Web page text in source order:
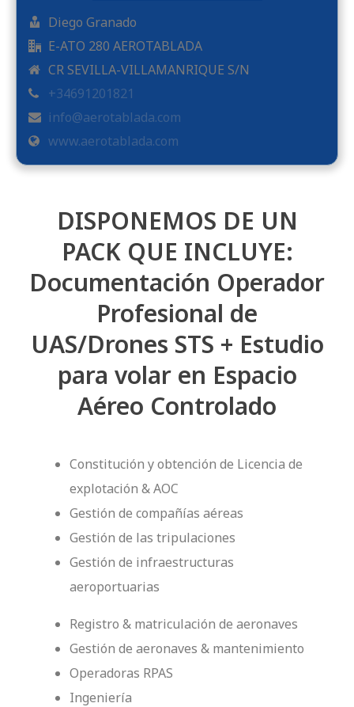
Diego Granado
E-ATO 280 AEROTABLADA
CR SEVILLA-VILLAMANRIQUE S/N
+34691201821
info@aerotablada.com
www.aerotablada.com
DISPONEMOS DE UN
PACK QUE INCLUYE:
Documentación Operador
Profesional de
UAS/Drones STS + Estudio
para volar en Espacio
Aéreo Controlado
Constitución y obtención de Licencia de
explotación & AOC
Gestión de compañías aéreas
Gestión de las tripulaciones
Gestión de infraestructuras
aeroportuarias
Registro & matriculación de aeronaves
Gestión de aeronaves & mantenimiento
Operadoras RPAS
Ingeniería